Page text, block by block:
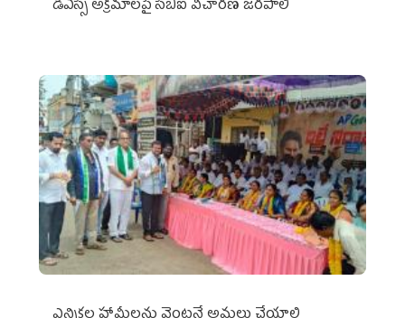
డీఎస్సీ అక్రమాలపై సీబీఐ విచారణ జరపాలి